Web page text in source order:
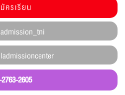
2605
ครเรียน